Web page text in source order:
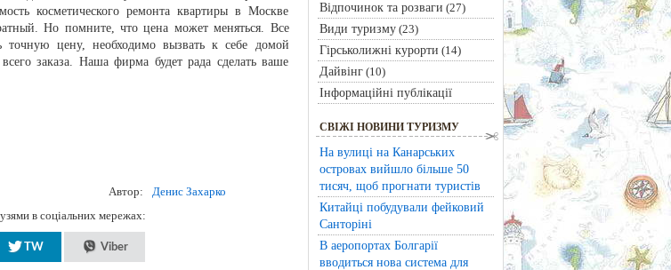
косметического ремонта квартиры в Москве
Но помните, что цена может меняться. Все
цену, необходимо вызвать к себе домой
заказа. Наша фирма будет рада сделать ваше
Автор: Денис Захарко
в соціальних мережах:
TW Viber
Відпочинок та розваги (27)
Види туризму(23)
Гірськолижні курорти (14)
Дайвінг(10)
Інформаційні публікації
СВІЖІ НОВИНИ ТУРИЗМУ
На вулиці на Канарських
островах вийшло більше 50
тисяч, щоб прогнати туристів
Китайці побудували фейковий
Санторіні
В аеропортах Болгарії
вводиться нова система для